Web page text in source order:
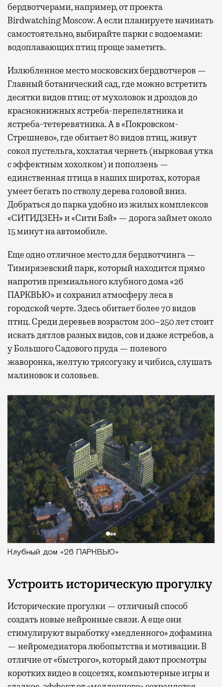
бердвотчерами, например, от проекта
Birdwatching Moscow. А если планируете начинать
самостоятельно, выбирайте парки с водоемами:
водоплавающих птиц проще заметить.
Излюбленное место московских бердвотчеров —
Главный ботанический сад, где можно встретить
десятки видов птиц: от мухоловок и дроздов до
краснокнижных ястреба-перепелятника и
ястреба-тетеревятника. А в «Покровском-
Стрешнево», где обитает 80 видов птиц, живут
сокол пустельга, хохлатая чернеть (нырковая утка
с эффектным хохолком) и поползень —
единственная птица в наших широтах, которая
умеет бегать по стволу дерева головой вниз.
Добраться до парка удобно из жилых комплексов
«СИТИДЗЕН» и «Сити Бэй» — дорога займет около
15 минут на автомобиле.
Еще одно отличное место для бердвотчинга —
Тимирязевский парк, который находится прямо
напротив премиального клубного дома «26
ПАРКВЬЮ» и сохранил атмосферу леса в
городской черте. Здесь обитает более 70 видов
птиц. Среди деревьев возрастом 200–250 лет стоит
искать дятлов разных видов, сов и даже ястребов, а
у Большого Садового пруда — полевого
жаворонка, желтую трясогузку и чибиса, слушать
малиновок и соловьев.
Клубный дом «26 ПАРКВЬЮ»
Устроить историческую прогулку
Исторические прогулки — отличный способ
создать новые нейронные связи. А еще они
стимулируют выработку «медленного» дофамина
— нейромедиатора любопытства и мотивации. В
отличие от «быстрого», который дают просмотры
коротких видео в соцсетях, компьютерные игры и